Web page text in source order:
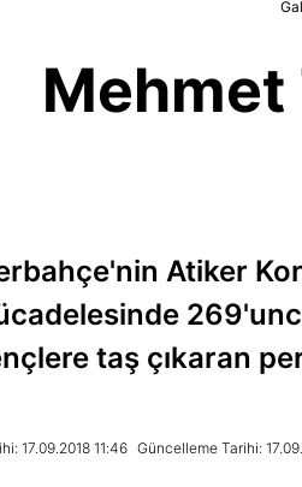
Mehmet
Atiker
taş çıkaran
17.09.2018 11:46 Güncelleme Tarihi: